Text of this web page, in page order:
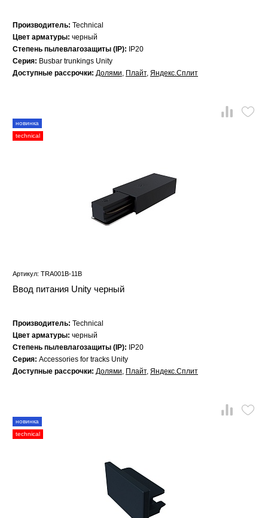
Производитель: Technical
Цвет арматуры: черный
Степень пылевлагозащиты (IP):
IP20
Серия: Busbar trunkings Unity
Доступные рассрочки: Долями, Плайт, Яндекс.Сплит
новинка
technical
Артикул: TRA001B-11B
Ввод питания Unity черный
Производитель: Technical
Цвет арматуры: черный
Степень пылевлагозащиты (IP):
IP20
Серия: Accessories for tracks Unity
Доступные рассрочки: Долями, Плайт, Яндекс.Сплит
новинка
technical